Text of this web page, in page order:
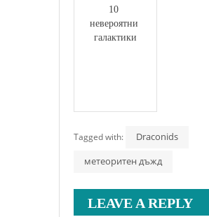
10
невероятни
галактики
Tagged with:
Draconids
метеоритен дъжд
LEAVE A REPLY